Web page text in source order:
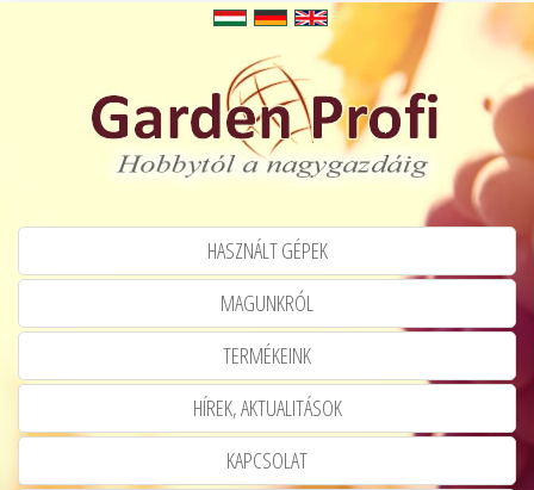
HASZNÁLT GÉPEK
MAGUNKRÓL
TERMÉKEINK
HÍREK, AKTUALITÁSOK
KAPCSOLAT